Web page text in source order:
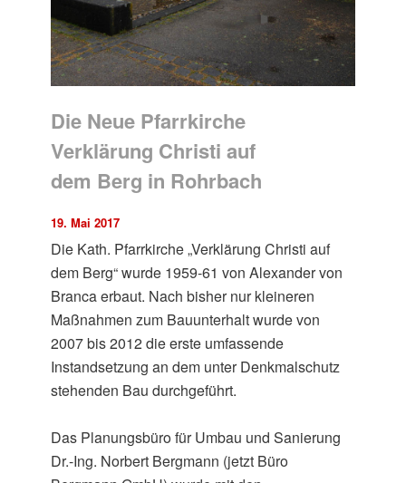
Die Neue Pfarrkirche
Verklärung Christi auf
dem Berg in Rohrbach
19. Mai 2017
Die Kath. Pfarrkirche „Verklärung Christi auf
dem Berg“ wurde 1959-61 von Alexander von
Branca erbaut. Nach bisher nur kleineren
Maßnahmen zum Bauunterhalt wurde von
2007 bis 2012 die erste umfassende
Instandsetzung an dem unter Denkmalschutz
stehenden Bau durchgeführt.
Das Planungsbüro für Umbau und Sanierung
Dr.-Ing. Norbert Bergmann (jetzt Büro